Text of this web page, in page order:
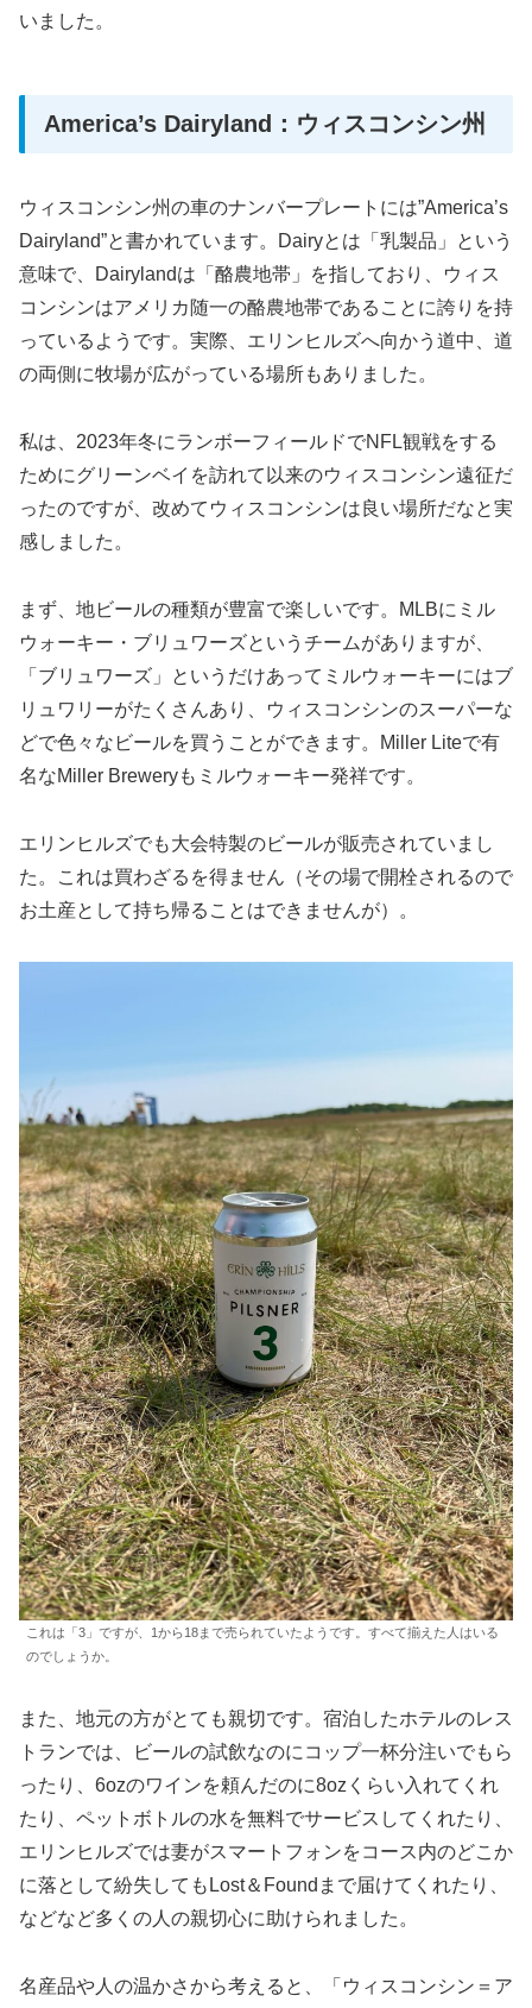
いました。
America’s Dairyland：ウィスコンシン州
ウィスコンシン州の車のナンバープレートには”America’s
Dairyland”と書かれています。Dairyとは「乳製品」という
意味で、Dairylandは「酪農地帯」を指しており、ウィス
コンシンはアメリカ随一の酪農地帯であることに誇りを持
っているようです。実際、エリンヒルズへ向かう道中、道
の両側に牧場が広がっている場所もありました。
私は、2023年冬にランボーフィールドでNFL観戦をする
ためにグリーンベイを訪れて以来のウィスコンシン遠征だ
ったのですが、改めてウィスコンシンは良い場所だなと実
感しました。
まず、地ビールの種類が豊富で楽しいです。MLBにミル
ウォーキー・ブリュワーズというチームがありますが、
「ブリュワーズ」というだけあってミルウォーキーにはブ
リュワリーがたくさんあり、ウィスコンシンのスーパーな
どで色々なビールを買うことができます。Miller Liteで有
名なMiller Breweryもミルウォーキー発祥です。
エリンヒルズでも大会特製のビールが販売されていまし
た。これは買わざるを得ません（その場で開栓されるので
お土産として持ち帰ることはできませんが）。
これは「3」ですが、1から18まで売られていたようです。すべて揃えた人はいる
のでしょうか。
また、地元の方がとても親切です。宿泊したホテルのレス
トランでは、ビールの試飲なのにコップ一杯分注いでもら
ったり、6ozのワインを頼んだのに8ozくらい入れてくれ
たり、ペットボトルの水を無料でサービスしてくれたり、
エリンヒルズでは妻がスマートフォンをコース内のどこか
に落として紛失してもLost＆Foundまで届けてくれたり、
などなど多くの人の親切心に助けられました。
名産品や人の温かさから考えると、「ウィスコンシン＝ア